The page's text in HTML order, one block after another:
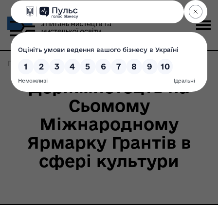
Головна Записи по метке: можливості
Держмистецтв на
Сьомому
Міжнародному
Ярмарку Грантів в
сфері культури